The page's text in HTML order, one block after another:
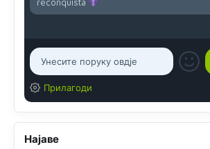
Прилагоди
Најаве